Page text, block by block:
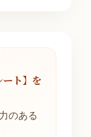
ート】を
のある